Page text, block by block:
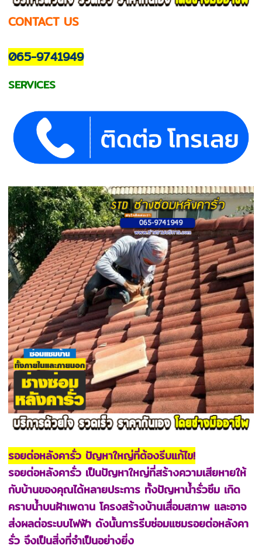
CONTACT US
065-9741949
SERVICES
รอยต่อหลังคารั่ว ปัญหาใหญ่ที่ต้องรีบแก้ไข!
รอยต่อหลังคารั่ว เป็นปัญหาใหญ่ที่สร้างความเสียหายให้
กับบ้านของคุณได้หลายประการ ทั้งปัญหาน้ำรั่วซึม เกิด
คราบน้ำบนฝ้าเพดาน โครงสร้างบ้านเสื่อมสภาพ และอาจ
ส่งผลต่อระบบไฟฟ้า ดังนั้นการรีบซ่อมแซมรอยต่อหลังคา
รั่ว จึงเป็นสิ่งที่จำเป็นอย่างยิ่ง